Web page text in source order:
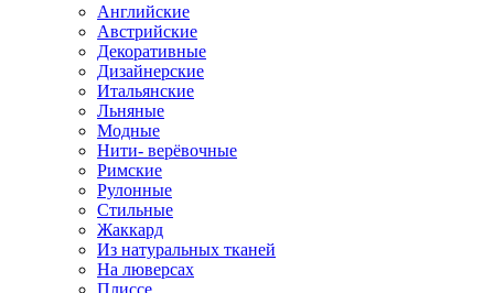
Английские
Австрийские
Декоративные
Дизайнерские
Итальянские
Льняные
Модные
Нити- верёвочные
Римские
Рулонные
Стильные
Жаккард
Из натуральных тканей
На люверсах
Плиссе